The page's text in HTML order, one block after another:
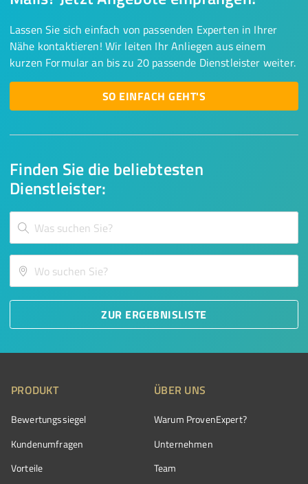
Finden Sie die beliebtesten
Dienstleister:
ZUR ERGEBNISLISTE
Lassen Sie sich einfach von passenden Experten in Ihrer
Nähe kontaktieren! Wir leiten Ihr Anliegen aus einem
kurzen Formular an bis zu 20 passende Dienstleister weiter.
SO EINFACH GEHT'S
PRODUKT
Bewertungssiegel
Kundenumfragen
Vorteile
ÜBER UNS
Warum ProvenExpert?
Unternehmen
Team